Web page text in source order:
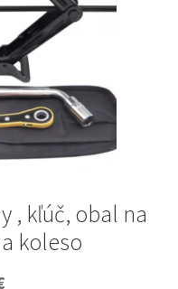
, kľúč, obal na
koleso